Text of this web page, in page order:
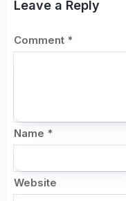
Leave a Reply
Comment *
Name *
Website